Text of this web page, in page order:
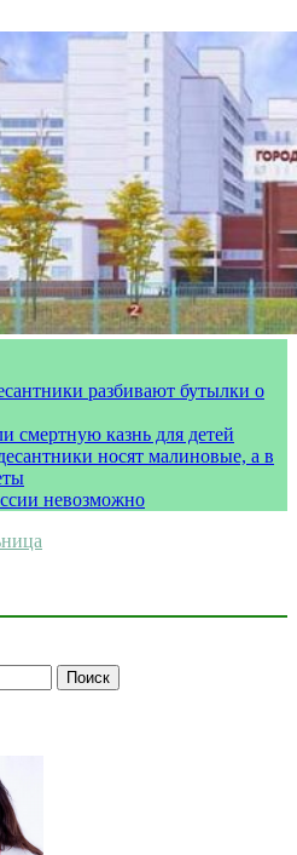
разбивают бутылки о
смертную казнь для детей
носят малиновые, а в
невозможно